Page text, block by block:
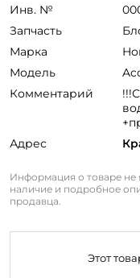
Инв. №
Запчасть
Марка
Модель
Комментарий
Адрес
Информация о товаре не
наличие и подробное
продавца.
Этот